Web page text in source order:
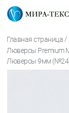
Главная страница /
Люверсы Premium
Люверсы 9мм (№24)